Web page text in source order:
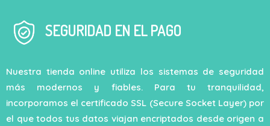
SEGURIDAD EN EL PAGO
Nuestra tienda online utiliza los sistemas de seguridad
más modernos y fiables. Para tu tranquilidad,
incorporamos el certificado SSL (Secure Socket Layer) por
el que todos tus datos viajan encriptados desde origen a